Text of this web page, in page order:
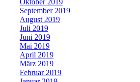
September 2019
August 2019
Juli 2019
Juni 2019
Mai 2019
April 2019
März 2019
Februar 2019